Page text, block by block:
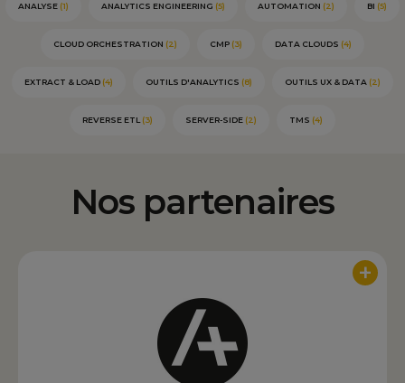
ANALYSE (1) ANALYTICS ENGINEERING (5) AUTOMATION (2) BI (5)
CLOUD ORCHESTRATION (2) CMP (3) DATA CLOUDS (4)
EXTRACT & LOAD (4) OUTILS D'ANALYTICS (8) OUTILS UX & DATA (2)
REVERSE ETL (3) SERVER-SIDE (2) TMS (4)
Nos partenaires
+